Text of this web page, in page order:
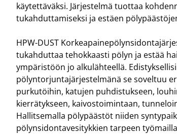
käytettäväksi. Järjestelmä tuottaa
tukahduttamiseksi ja estäen
HPW-DUST
tukahduttaa tehokkaasti pölyn ja estää
ympäristöön jo alkulähteellä.
pölyntorjuntajärjestelmänä se soveltuu
purkutöihin, katujen puhdistukseen,
kierrätykseen, kaivostoimintaan,
Hallitsemalla pölypäästöt niiden
pölynsidontavesitykkien tarpeen